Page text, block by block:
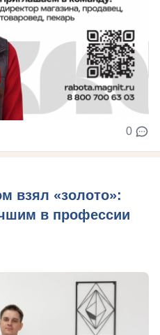
0
взял «золото»:
в профессии